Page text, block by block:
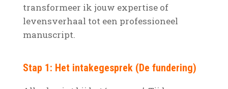
transformeer ik jouw expertise of
levensverhaal tot een professioneel
manuscript.
Stap 1: Het intakegesprek (De fundering)